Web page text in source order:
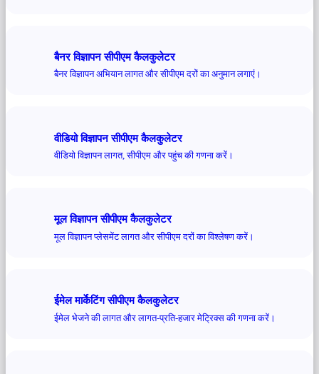
बैनर विज्ञापन सीपीएम कैलकुलेटर
बैनर विज्ञापन अभियान लागत और सीपीएम दरों का अनुमान लगाएं।
वीडियो विज्ञापन सीपीएम कैलकुलेटर
वीडियो विज्ञापन लागत, सीपीएम और पहुंच की गणना करें।
मूल विज्ञापन सीपीएम कैलकुलेटर
मूल विज्ञापन प्लेसमेंट लागत और सीपीएम दरों का विश्लेषण करें।
ईमेल मार्केटिंग सीपीएम कैलकुलेटर
ईमेल भेजने की लागत और लागत-प्रति-हजार मेट्रिक्स की गणना करें।